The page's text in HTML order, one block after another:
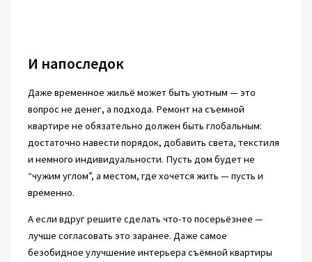
И напоследок
Даже временное жильё может быть уютным — это
вопрос не денег, а подхода. Ремонт на съемной
квартире не обязательно должен быть глобальным:
достаточно навести порядок, добавить света, текстиля
и немного индивидуальности. Пусть дом будет не
“чужим углом”, а местом, где хочется жить — пусть и
временно.
А если вдруг решите сделать что-то посерьёзнее —
лучше согласовать это заранее. Даже самое
безобидное улучшение интерьера съёмной квартиры